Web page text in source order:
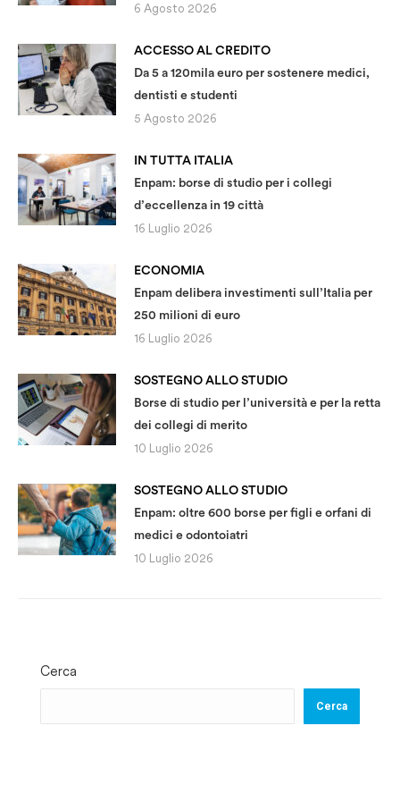
6 Agosto 2026
ACCESSO AL CREDITO
Da 5 a 120mila euro per sostenere medici,
dentisti e studenti
5 Agosto 2026
IN TUTTA ITALIA
Enpam: borse di studio per i collegi
d’eccellenza in 19 città
16 Luglio 2026
ECONOMIA
Enpam delibera investimenti sull’Italia per
250 milioni di euro
16 Luglio 2026
SOSTEGNO ALLO STUDIO
Borse di studio per l’università e per la retta
dei collegi di merito
10 Luglio 2026
SOSTEGNO ALLO STUDIO
Enpam: oltre 600 borse per figli e orfani di
medici e odontoiatri
10 Luglio 2026
Cerca
Cerca